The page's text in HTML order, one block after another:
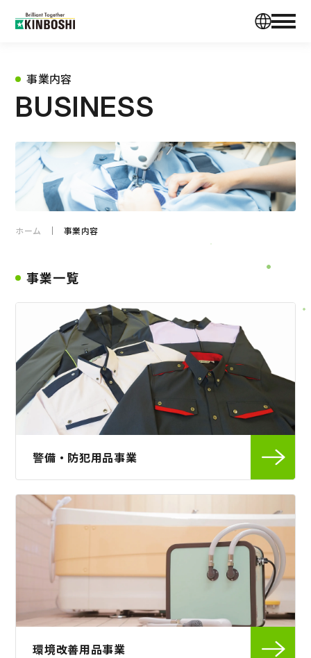
事業内容
BUSINESS
ホーム 事業内容
事業一覧
警備・防犯用品事業
環境改善用品事業